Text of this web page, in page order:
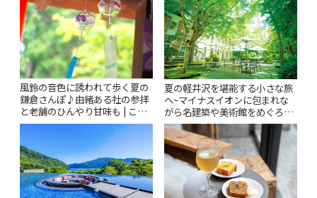
風鈴の音色に誘われて歩く夏の
鎌倉さんぽ♪由緒ある社の参拝
と老舗のひんやり甘味も | こと
りっぷ
夏の軽井沢を堪能する小さな旅
へ~マイナスイオンに包まれな
がら名建築や美術館をめぐろう
~ | ことりっぷ